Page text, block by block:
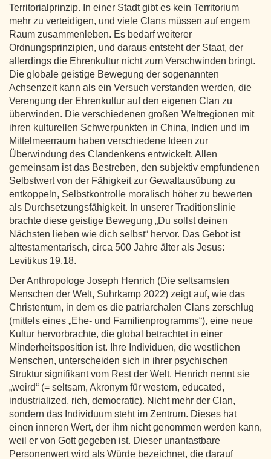
Territorialprinzip. In einer Stadt gibt es kein Territorium
mehr zu verteidigen, und viele Clans müssen auf engem
Raum zusammenleben. Es bedarf weiterer
Ordnungsprinzipien, und daraus entsteht der Staat, der
allerdings die Ehrenkultur nicht zum Verschwinden bringt.
Die globale geistige Bewegung der sogenannten
Achsenzeit kann als ein Versuch verstanden werden, die
Verengung der Ehrenkultur auf den eigenen Clan zu
überwinden. Die verschiedenen großen Weltregionen mit
ihren kulturellen Schwerpunkten in China, Indien und im
Mittelmeerraum haben verschiedene Ideen zur
Überwindung des Clandenkens entwickelt. Allen
gemeinsam ist das Bestreben, den subjektiv empfundenen
Selbstwert von der Fähigkeit zur Gewaltausübung zu
entkoppeln, Selbstkontrolle moralisch höher zu bewerten
als Durchsetzungsfähigkeit. In unserer Traditionslinie
brachte diese geistige Bewegung „Du sollst deinen
Nächsten lieben wie dich selbst“ hervor. Das Gebot ist
alttestamentarisch, circa 500 Jahre älter als Jesus:
Levitikus 19,18.
Der Anthropologe Joseph Henrich (Die seltsamsten
Menschen der Welt, Suhrkamp 2022) zeigt auf, wie das
Christentum, in dem es die patriarchalen Clans zerschlug
(mittels eines „Ehe- und Familienprogramms“), eine neue
Kultur hervorbrachte, die global betrachtet in einer
Minderheitsposition ist. Ihre Individuen, die westlichen
Menschen, unterscheiden sich in ihrer psychischen
Struktur signifikant vom Rest der Welt. Henrich nennt sie
„weird“ (= seltsam, Akronym für western, educated,
industrialized, rich, democratic). Nicht mehr der Clan,
sondern das Individuum steht im Zentrum. Dieses hat
einen inneren Wert, der ihm nicht genommen werden kann,
weil er von Gott gegeben ist. Dieser unantastbare
Personenwert wird als Würde bezeichnet, die darauf